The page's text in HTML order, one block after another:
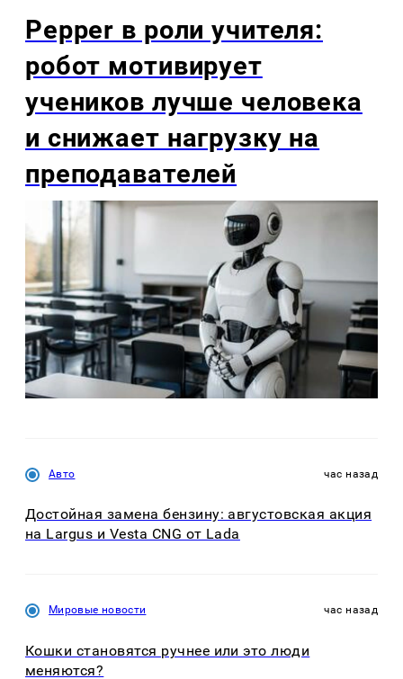
Pepper в роли учителя:
робот мотивирует
учеников лучше человека
и снижает нагрузку на
преподавателей
Авто час назад
Достойная замена бензину: августовская акция
на Largus и Vesta CNG от Lada
Мировые новости час назад
Кошки становятся ручнее или это люди
меняются?